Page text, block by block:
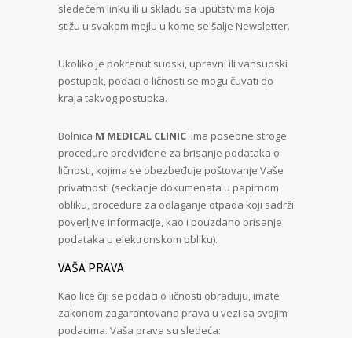
sledećem linku ili u skladu sa uputstvima koja
stižu u svakom mejlu u kome se šalje Newsletter.
Ukoliko je pokrenut sudski, upravni ili vansudski
postupak, podaci o ličnosti se mogu čuvati do
kraja takvog postupka.
Bolnica M MEDICAL CLINIC ima posebne stroge
procedure predviđene za brisanje podataka o
ličnosti, kojima se obezbeđuje poštovanje Vaše
privatnosti (seckanje dokumenata u papirnom
obliku, procedure za odlaganje otpada koji sadrži
poverljive informacije, kao i pouzdano brisanje
podataka u elektronskom obliku).
VAŠA PRAVA
Kao lice čiji se podaci o ličnosti obrađuju, imate
zakonom zagarantovana prava u vezi sa svojim
podacima. Vaša prava su sledeća: